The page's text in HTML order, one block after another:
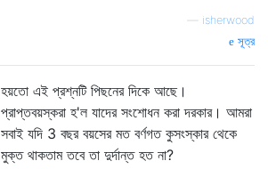
isherwood
সূত্র
হয়তো এই প্রশ্নটি পিছনের দিকে আছে।
প্রাপ্তবয়স্করা হ'ল যাদের সংশোধন করা দরকার। আমরা
সবাই যদি 3 বছর বয়সের মত বর্ণগত কুসংস্কার থেকে
মুক্ত থাকতাম তবে তা দুর্দান্ত হত না?